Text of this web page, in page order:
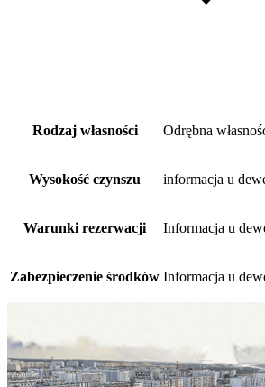
Rodzaj własności Odrębna
Wysokość czynszu informacja u
Warunki rezerwacji Informacja u
Zabezpieczenie środków Informacja u